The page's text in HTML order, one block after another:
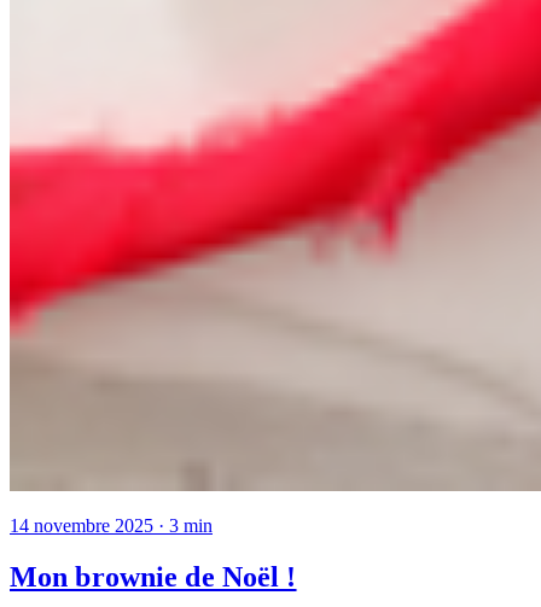
14 novembre 2025 · 3 min
Mon brownie de Noël !